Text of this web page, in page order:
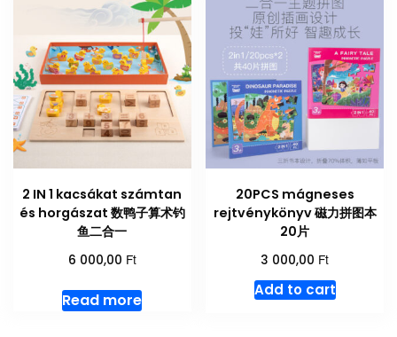
2 IN 1 kacsákat számtan
és horgászat 数鸭子算术钓
鱼二合一
6 000,00 Ft
Read more
20PCS mágneses
rejtvénykönyv 磁力拼图本
20片
3 000,00 Ft
Add to cart